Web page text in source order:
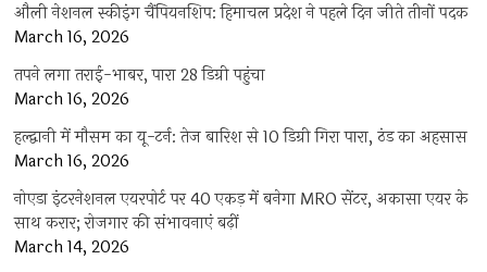
औली नेशनल स्कीइंग चैंपियनशिप: हिमाचल प्रदेश ने पहले दिन जीते तीनों पदक
March 16, 2026
तपने लगा तराई-भाबर, पारा 28 डिग्री पहुंचा
March 16, 2026
हल्द्वानी में मौसम का यू-टर्न: तेज बारिश से 10 डिग्री गिरा पारा, ठंड का अहसास
March 16, 2026
नोएडा इंटरनेशनल एयरपोर्ट पर 40 एकड़ में बनेगा MRO सेंटर, अकासा एयर के
साथ करार; रोजगार की संभावनाएं बढ़ीं
March 14, 2026